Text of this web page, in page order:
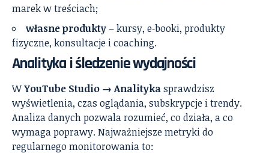
marek w treściach;
własne produkty– kursy, e‑booki, produkty
fizyczne, konsultacje i coaching.
Analityka i śledzenie wydajności
WYouTube Studio → Analitykasprawdzisz
wyświetlenia, czas oglądania, subskrypcje i trendy.
Analiza danych pozwala rozumieć, co działa, a co
wymaga poprawy. Najważniejsze metryki do
regularnego monitorowania to: